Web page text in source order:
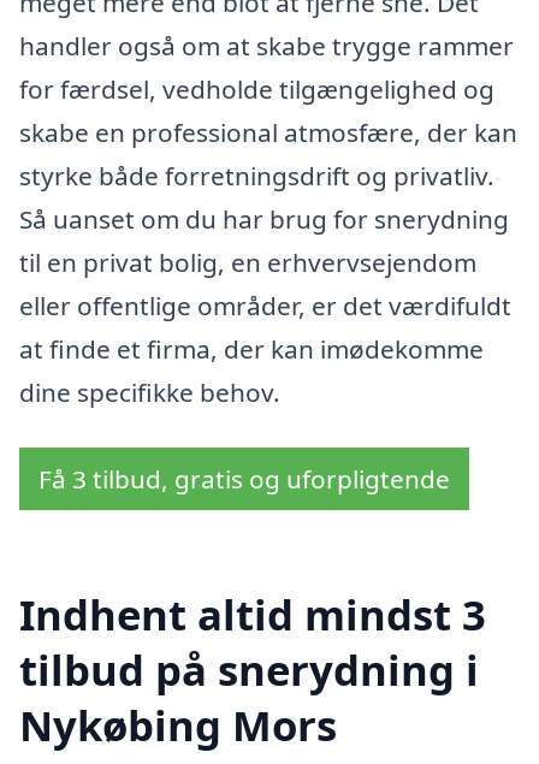
handler også om at skabe trygge rammer
for færdsel, vedholde tilgængelighed og
skabe en professional atmosfære, der kan
styrke både forretningsdrift og privatliv.
Så uanset om du har brug for snerydning
til en privat bolig, en erhvervsejendom
eller offentlige områder, er det værdifuldt
at finde et firma, der kan imødekomme
dine specifikke behov.
Få 3 tilbud, gratis og uforpligtende
Indhent altid mindst 3
tilbud på snerydning i
Nykøbing Mors